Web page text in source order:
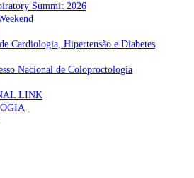
Summit 2026
Cardiologia, Hipertensão e Diabetes
Nacional de Coloproctologia
LINK